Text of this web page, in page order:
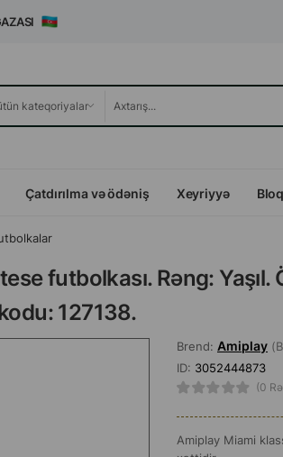
Çatdırılma və ödəniş Xeyriyyə Bloq
futbolkası. Rəng:
127138.
Brend: Amiplay
ID: 3052444873
(0
Amiplay Miami